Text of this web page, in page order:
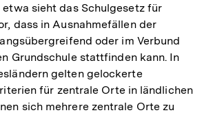
etwa sieht das Schulgesetz für
dass in Ausnahmefällen der
oder im Verbund
Grundschule stattfinden kann. In
gelten gelockerte
für zentrale Orte in ländlichen
sich mehrere zentrale Orte zu